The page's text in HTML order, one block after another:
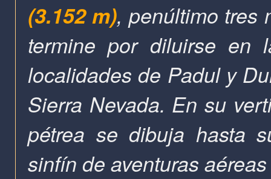
(3.152 m), penúltimo tres
termine por diluirse en
localidades de Padul y
Sierra Nevada. En su
pétrea se dibuja hasta
sinfín de aventuras